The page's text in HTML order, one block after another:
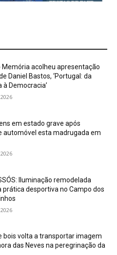
Memória acolheu apresentação
Daniel Bastos, ‘Portugal: da
à Democracia’
em estado grave após
automóvel esta madrugada em
Iluminação remodelada
prática desportiva no Campo dos
bois volta a transportar imagem
das Neves na peregrinação da